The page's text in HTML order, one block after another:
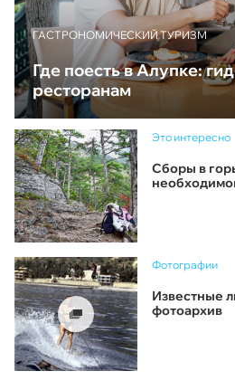
ГАСТРОНОМИЧЕСКИЙ ТУРИЗМ
Где поесть в Алупке:
ресторанам
Это интересно
Сборы в
Фотографии
Известные
фотоархив